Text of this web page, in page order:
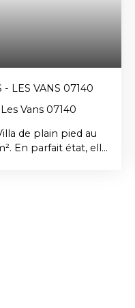
- LES VANS 07140
Les Vans 07140
de plain pied au
En parfait état, elle